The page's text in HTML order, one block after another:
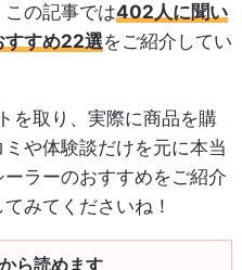
の記事では402人に聞い
すすめ22選をご紹介してい
を取り、実際に商品を購
や体験談だけを元に本当
ラーのおすすめをご紹介
みてくださいね！
ら読めます